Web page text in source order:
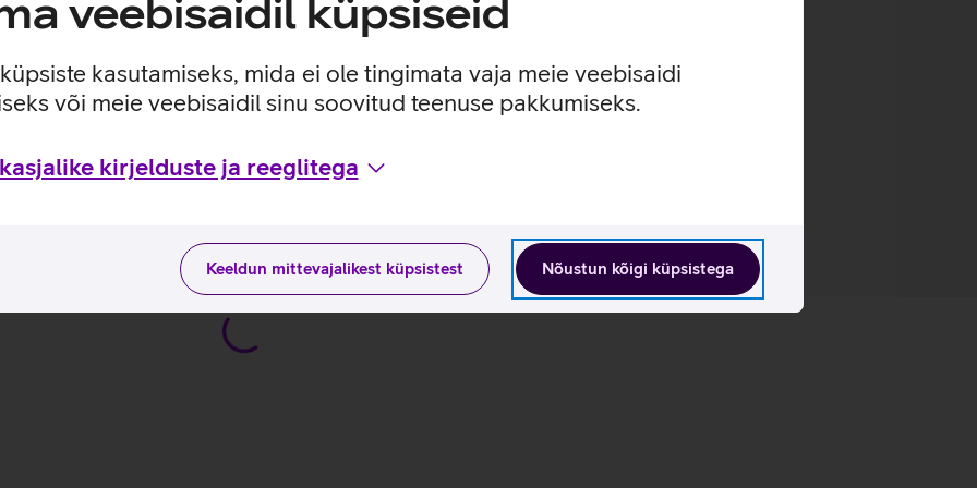
veebisaidil küpsiseid
kasutamiseks, mida ei ole tingimata vaja meie veebisaidi
või meie veebisaidil sinu soovitud teenuse pakkumiseks.
kirjelduste ja reeglitega
Nõustun kõigi küpsistega
Keeldun mittevajalikest küpsistest
tagab selge heli ja videopildi edastuse.
ja kasutusviisidega tootja kodulehel